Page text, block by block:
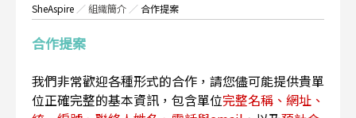
SheAspire ／組織簡介 ／ 合作提案
合作提案
我們非常歡迎各種形式的合作，請您儘可能提供貴單
位正確完整的基本資訊，包含單位完整名稱、網址、